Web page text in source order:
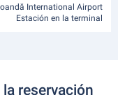
International Airport
Estación en la terminal
reservación